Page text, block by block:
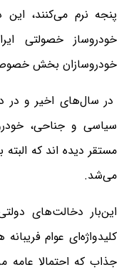
پنجه نرم ‌می‌کنند،
خودروساز خصولتی
خودروسازان بخش
در سال‌های اخیر و در
سیاسی و جناحی،
مستقر دیده اند که
می‌شد.
این‌بار دخالت‌های
کلیدواژه‌ای عوام
جذاب که احتمالا عامه